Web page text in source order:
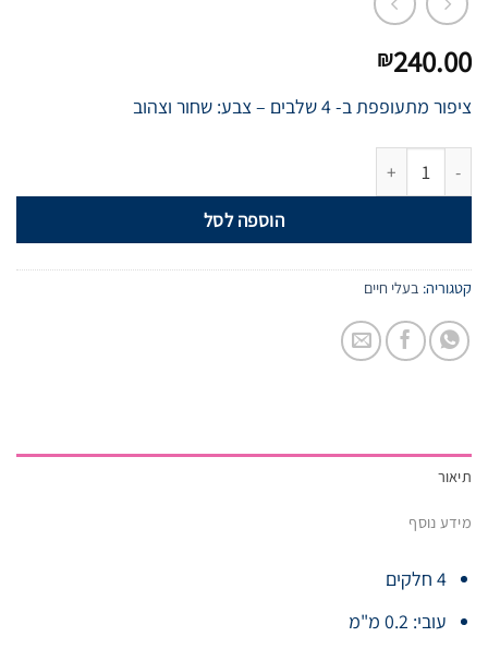
₪240.00
ציפור מתעופפת ב- 4 שלבים – צבע: שחור וצהוב
הוספה לסל
קטגוריה: בעלי חיים
תיאור
מידע נוסף
4 חלקים
עובי: 0.2 מ"מ